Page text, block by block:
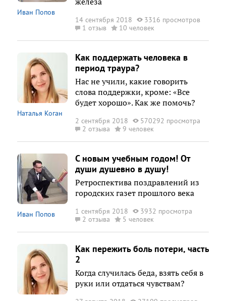
Иван Попов
14 сентября 2018
3316 просмотров
1 отзыв
10 человек
Наталья Коган
Как поддержать человека в
период траура?
Нас не учили, какие говорить
слова поддержки, кроме: «Все
будет хорошо». Как же помочь?
2 сентября 2018
570292 просмотра
2 отзыва
9 человек
Иван Попов
С новым учебным годом! От
души душевно в душу!
Ретроспектива поздравлений из
городских газет прошлого века
1 сентября 2018
3932 просмотра
2 отзыва
5 человек
Как пережить боль потери, часть
2
Когда случилась беда, взять себя в
руки или отдаться чувствам?